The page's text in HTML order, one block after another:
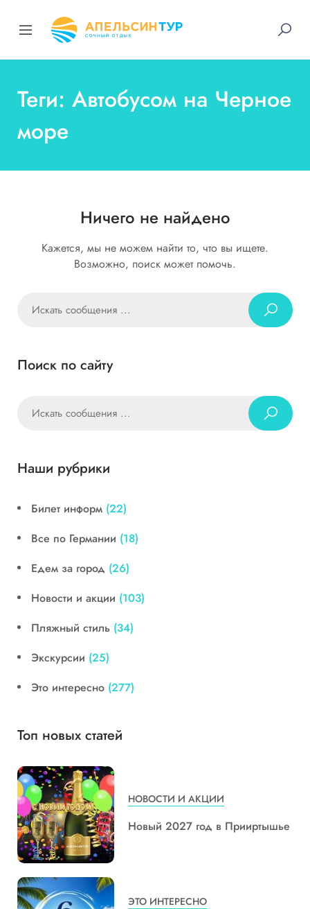
Теги: Автобусом на Черное
море
Ничего не найдено
Кажется, мы не можем найти то, что вы ищете.
Возможно, поиск может помочь.
Поиск по сайту
Наши рубрики
Билет информ (22)
Все по Германии (18)
Едем за город (26)
Новости и акции (103)
Пляжный стиль (34)
Экскурсии (25)
Это интересно (277)
Топ новых статей
НОВОСТИ И АКЦИИ
Новый 2027 год в Прииртышье
ЭТО ИНТЕРЕСНО